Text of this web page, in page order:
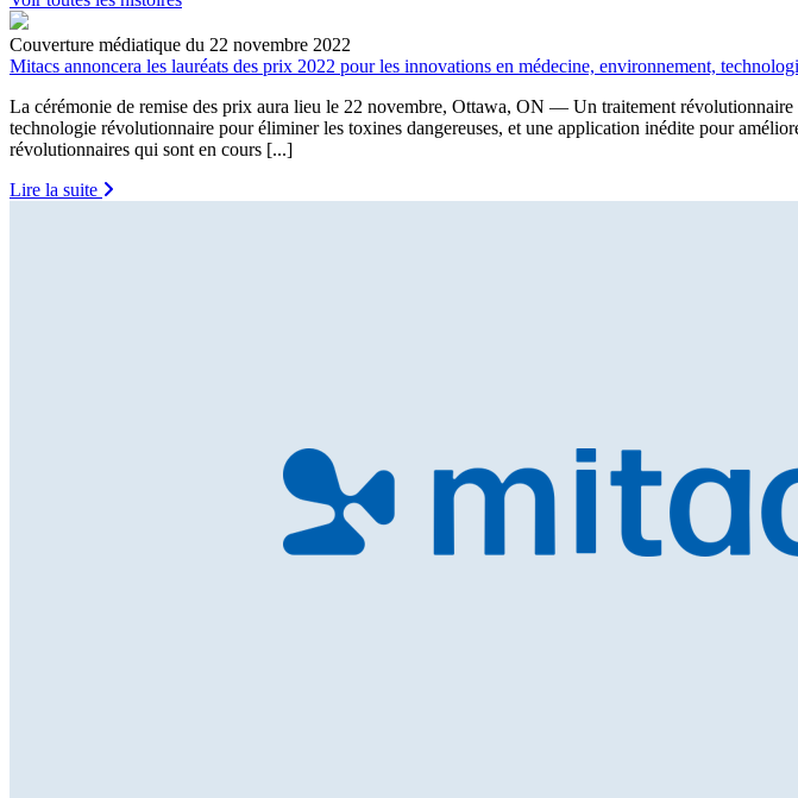
Couverture médiatique du 22 novembre 2022
Mitacs annoncera les lauréats des prix 2022 pour les innovations en médecine, environnement,
La cérémonie de remise des prix aura lieu le 22 novembre, Ottawa, ON — Un traitement
technologie révolutionnaire pour éliminer les toxines dangereuses, et une application inédite pour
révolutionnaires qui sont en cours [...]
Lire la suite